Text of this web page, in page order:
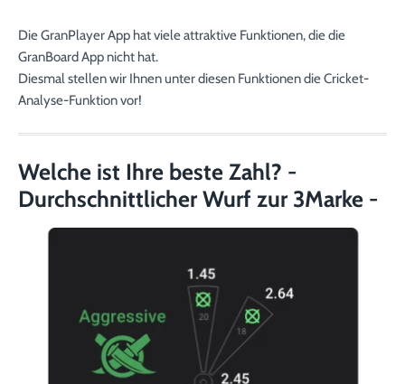
Die GranPlayer App hat viele attraktive Funktionen, die die
GranBoard App nicht hat.
Diesmal stellen wir Ihnen unter diesen Funktionen die Cricket-
Analyse-Funktion vor!
Welche ist Ihre beste Zahl? -
Durchschnittlicher Wurf zur 3Marke -